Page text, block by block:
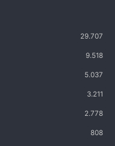
29.707
9.518
5.037
3.211
2.778
808